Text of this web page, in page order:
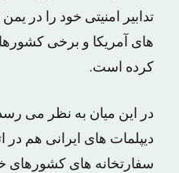
تدابیر امنیتی خود را در
های آمریکا و برخی
کرده است.
در این میان به نظر می
دیپلمات های ایرانی هم در
سفارتخانه های کشورهای